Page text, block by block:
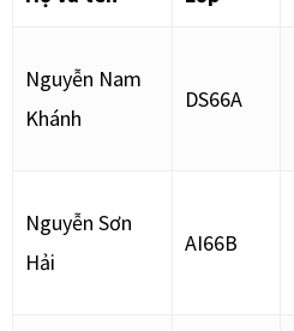
Nguyễn Nam
Khánh
DS66A
Nguyễn Sơn
Hải
AI66B